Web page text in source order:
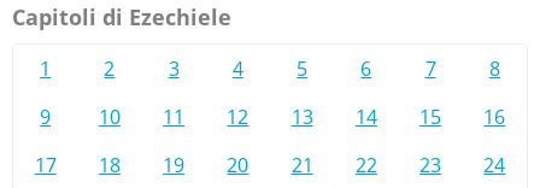
Capitoli di Ezechiele
1 2 3 4 5 6 7
8
9
10 11 12 13 14 15
16
17
18 19 20 21 22 23
24